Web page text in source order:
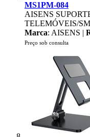
MS1PM-084
AISENS
TELEMÓVEIS/
Marca: AISENS |
Preço sob consulta